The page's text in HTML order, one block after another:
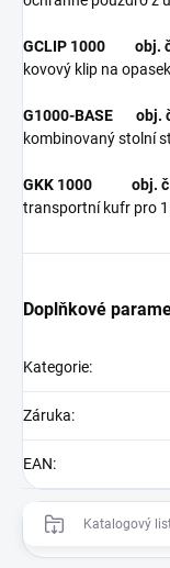
GCLIP 1000 obj.
kovový klip na
G1000-BASE obj.
kombinovaný stolní
GKK 1000 obj. č.
transportní kufr pro
Doplňkové
Kategorie:
Záruka:
EAN:
Katalogový